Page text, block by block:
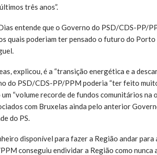
três anos”.
entende que o Governo do PSD/CDS-PP/
quais poderiam ter pensado o futuro do
explicou, é a “transição energética e a
do PSD/CDS-PP/PPM poderia “ter feito
“volume recorde de fundos comunitários na
com Bruxelas ainda pelo anterior
do PS.
disponível para fazer a Região andar
conseguiu endividar a Região como nunca